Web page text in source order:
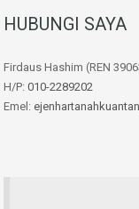
HUBUNGI SAYA
Firdaus Hashim (REN
H/P: 010-2289202
Emel: